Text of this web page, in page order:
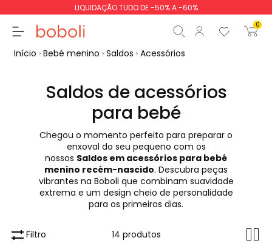
LIQUIDAÇÃO TUDO DE -50% A -60%
0
Total 0,00 €
Continua Iniciar ordem
Início Bebé menino Saldos Acessórios
Saldos de acessórios
para bebé
Chegou o momento perfeito para preparar o
enxoval do seu pequeno com os
nossos Saldos em acessórios para bebé
menino recém-nascido. Descubra peças
vibrantes na Boboli que combinam suavidade
extrema e um design cheio de personalidade
para os primeiros dias.
Filtro 14 produtos